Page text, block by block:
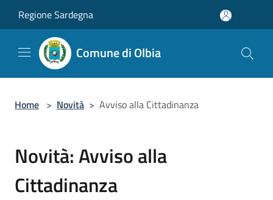
Regione Sardegna
Comune di Olbia
Home > Novità > Avviso alla Cittadinanza
Novità: Avviso alla
Cittadinanza